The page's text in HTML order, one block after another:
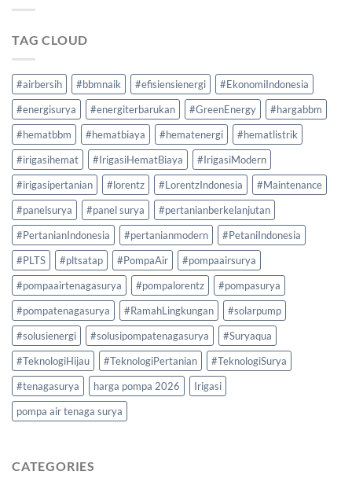
TAG CLOUD
#airbersih #bbmnaik #efisiensienergi
#EkonomiIndonesia
#energisurya
#energiterbarukan #GreenEnergy
#hargabbm
#hematbbm
#hematbiaya #hematenergi
#hematlistrik
#irigasihemat
#IrigasiHematBiaya
#IrigasiModern
#irigasipertanian
#lorentz #LorentzIndonesia
#Maintenance
#panelsurya
#panel surya
#pertanianberkelanjutan
#PertanianIndonesia
#pertanianmodern
#PetaniIndonesia
#PLTS
#pltsatap #PompaAir
#pompaairsurya
#pompaairtenagasurya
#pompalorentz
#pompasurya
#pompatenagasurya
#RamahLingkungan
#solarpump
#solusienergi
#solusipompatenagasurya
#Suryaqua
#TeknologiHijau
#TeknologiPertanian
#TeknologiSurya
#tenagasurya
harga pompa 2026
Irigasi
pompa air tenaga surya
CATEGORIES